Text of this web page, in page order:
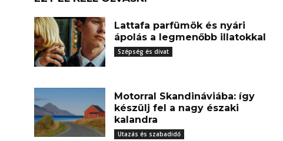
Lattafa parfümök és nyári
ápolás a legmenőbb illatokkal
Szépség és divat
Motorral Skandináviába: így
készülj fel a nagy északi
kalandra
Utazás és szabadidő